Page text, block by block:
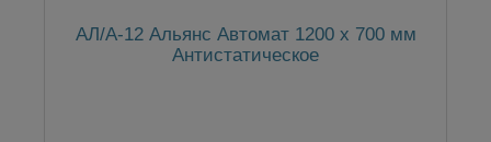
АЛ/А-12 Альянс Автомат 1200 x 700 мм
Антистатическое